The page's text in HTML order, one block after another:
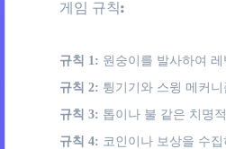
게임 규칙:
규칙 1: 원숭이를 발사하여
규칙 2: 튕기기와 스윙 메커
규칙 3: 톱이나 불 같은 치명
규칙 4: 코인이나 보상을 수